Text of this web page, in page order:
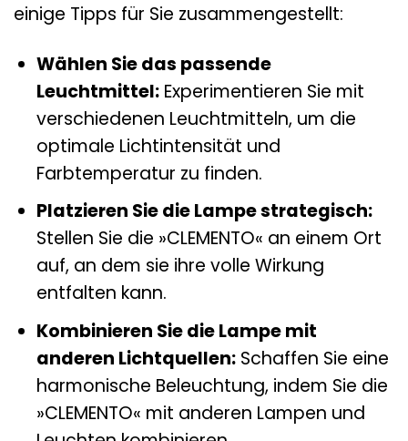
einige Tipps für Sie zusammengestellt:
Wählen Sie das passende
Leuchtmittel:Experimentieren Sie mit
verschiedenen Leuchtmitteln, um die
optimale Lichtintensität und
Farbtemperatur zu finden.
Platzieren Sie die Lampe strategisch:
Stellen Sie die »CLEMENTO« an einem Ort
auf, an dem sie ihre volle Wirkung
entfalten kann.
Kombinieren Sie die Lampe mit
anderen Lichtquellen:Schaffen Sie eine
harmonische Beleuchtung, indem Sie die
»CLEMENTO« mit anderen Lampen und